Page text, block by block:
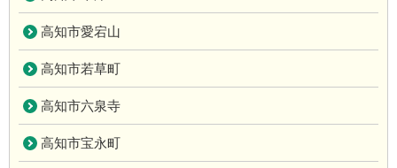
高知市愛宕山
高知市若草町
高知市六泉寺
高知市宝永町